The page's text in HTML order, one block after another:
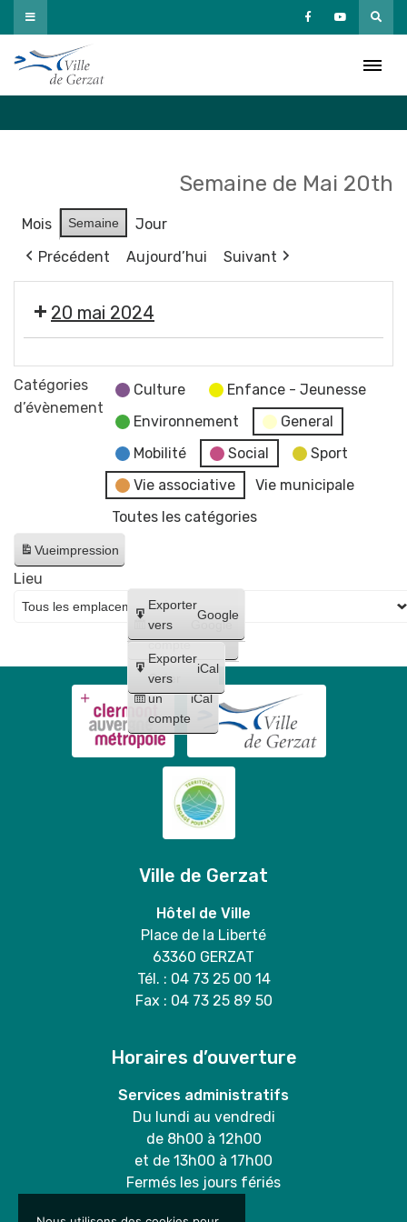
Passer
au
contenu
Semaine de Mai 20th
Mois Semaine
Jour
Précédent
Aujourd’hui Suivant
20 mai 2024
Fermeture
des
Catégories
d’évènement
Culture
Enfance - Jeunesse
Environnement
General
Mobilité
Social
Sport
Vie associative
Vie municipale
Toutes les catégories
Vueimpression
Créer
un
compte
Google
Créer
un
compte
iCal
Exporter
vers
Google
Exporter
vers
iCal
Lieu
Ville de Gerzat
Hôtel de Ville
Place de la Liberté
63360 GERZAT
Tél. : 04 73 25 00 14
Fax : 04 73 25 89 50
Horaires d’ouverture
Services administratifs
Du lundi au vendredi
de 8h00 à 12h00
et de 13h00 à 17h00
Fermés les jours fériés